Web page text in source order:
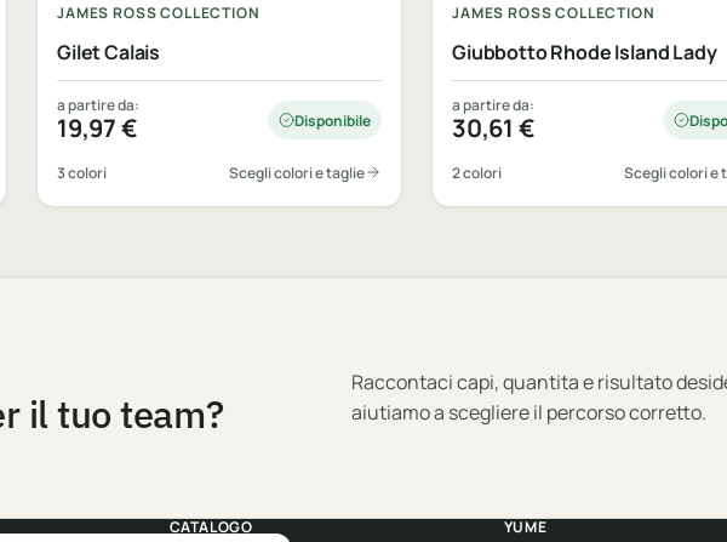
JAMES ROSS COLLECTION
Gilet Calais
a partire da:
19,97€ Disponibile
3 colori Scegli colori e taglie
JAMES ROSS COLLECTION
Giubbotto Rhode Island Lady
a partire da:
30,61 €
2 colori Scegli colori e
il tuo team?
Raccontaci capi, quantita e risultato
aiutiamo a scegliere il percorso corretto.
CATALOGO YUME